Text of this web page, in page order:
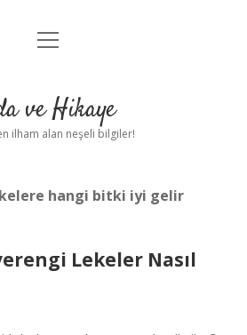
Anasayfa
Yasal Uyarı
menüyü
ve Hikaye
ilham alan neşeli bilgiler!
hangi bitki iyi gelir
Lekeler Nasıl